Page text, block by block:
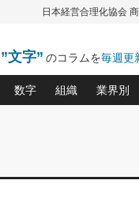
日本経営合理化協会
”文字” のコラムを毎週更
り講座(12)
知ってい
一手「牟田太陽の社長業
数字
おカネが残る決算書に
組織
中小企業の新
業界別
売れ
大久